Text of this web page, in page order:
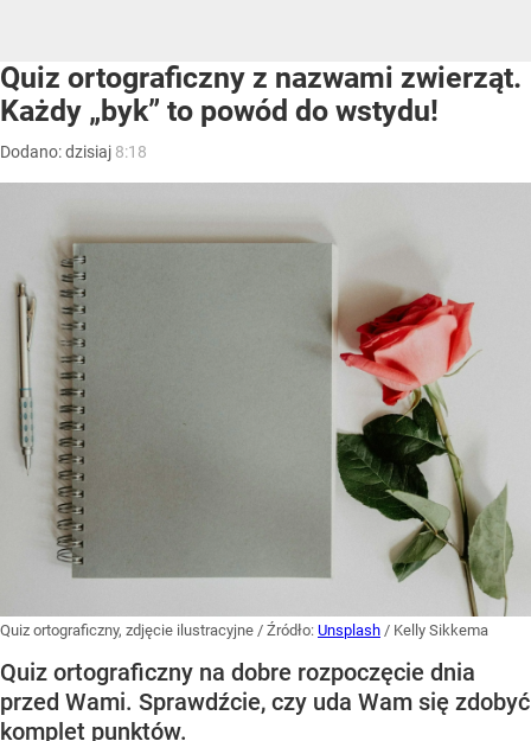
Quiz ortograficzny z nazwami zwierząt.
Każdy „byk” to powód do wstydu!
Dodano:dzisiaj 8:18
Quiz ortograficzny, zdjęcie ilustracyjne / Źródło: Unsplash / Kelly Sikkema
Quiz ortograficzny na dobre rozpoczęcie dnia
przed Wami. Sprawdźcie, czy uda Wam się zdobyć
komplet punktów.